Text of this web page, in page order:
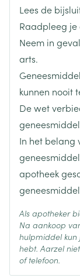
Breedte
Lengte
Diepte
Hoeveelheid
Verpakking
Behoud
Lees de
Raadpleeg je
Neem in
arts.
kunnen nooit
De wet
In het belang
apotheek
Als apotheker
Na aankoop
hulpmiddel kun
hebt. Aarzel
of telefoon.